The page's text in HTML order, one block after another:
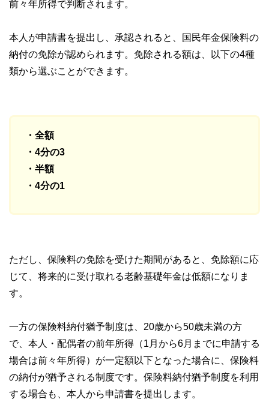
前々年所得で判断されます。
本人が申請書を提出し、承認されると、国民年金保険料の
納付の免除が認められます。免除される額は、以下の4種
類から選ぶことができます。
・全額
・4分の3
・半額
・4分の1
ただし、保険料の免除を受けた期間があると、免除額に応
じて、将来的に受け取れる老齢基礎年金は低額になりま
す。
一方の保険料納付猶予制度は、20歳から50歳未満の方
で、本人・配偶者の前年所得（1月から6月までに申請する
場合は前々年所得）が一定額以下となった場合に、保険料
の納付が猶予される制度です。保険料納付猶予制度を利用
する場合も、本人から申請書を提出します。